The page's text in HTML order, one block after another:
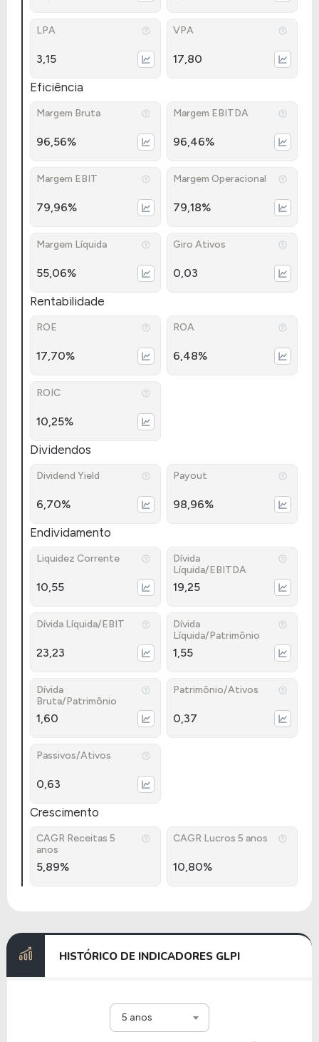
LPA
3,15
VPA
17,80
Eficiência
Margem Bruta
96,56%
Margem EBITDA
96,46%
Margem EBIT
79,96%
Margem Operacional
79,18%
Margem Líquida
55,06%
Giro Ativos
0,03
Rentabilidade
ROE
17,70%
ROA
6,48%
ROIC
10,25%
Dividendos
Dividend Yield
6,70%
Payout
98,96%
Endividamento
Liquidez Corrente
10,55
Dívida
Líquida/EBITDA
19,25
Dívida Líquida/EBIT
23,23
Dívida
Líquida/Patrimônio
1,55
Dívida
Bruta/Patrimônio
1,60
Patrimônio/Ativos
0,37
Passivos/Ativos
0,63
Crescimento
CAGR Receitas 5
anos
5,89%
CAGR Lucros 5 anos
10,80%
HISTÓRICO DE INDICADORES GLPI
5 anos